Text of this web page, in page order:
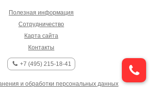
Полезная информация
Сотрудничество
Карта сайта
Контакты
+7 (495) 215-18-41
и обработки персональных данных